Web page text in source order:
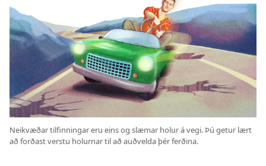
Neikvæðar tilfinningar eru eins og slæmar holur á vegi. Þú getur lært
að forðast verstu holurnar til að auðvelda þér ferðina.